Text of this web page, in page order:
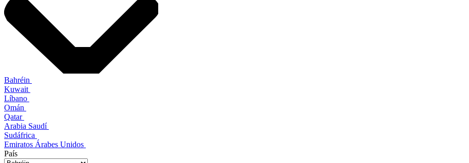
Bahréin
Kuwait
Líbano
Omán
Qatar
Arabia Saudí
Sudáfrica
Emiratos Árabes Unidos
País